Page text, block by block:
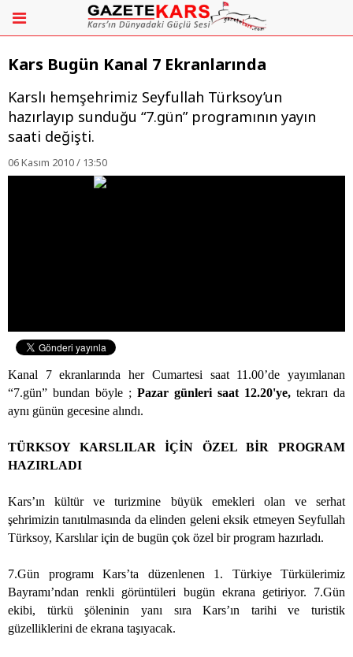
Kars Bugün Kanal 7 Ekranlarında
Karslı hemşehrimiz Seyfullah Türksoy’un
hazırlayıp sunduğu “7.gün” programının yayın
saati değişti.
06 Kasım 2010 / 13:50
Kanal 7 ekranlarında her Cumartesi saat 11.00’de yayımlanan
“7.gün” bundan böyle ; Pazar günleri saat 12.20'ye, tekrarı da
aynı günün gecesine alındı.
TÜRKSOY KARSLILAR İÇİN ÖZEL BİR PROGRAM
HAZIRLADI
Kars’ın kültür ve turizmine büyük emekleri olan ve serhat
şehrimizin tanıtılmasında da elinden geleni eksik etmeyen Seyfullah
Türksoy, Karslılar için de bugün çok özel bir program hazırladı.
7.Gün programı Kars’ta düzenlenen 1. Türkiye Türkülerimiz
Bayramı’ndan renkli görüntüleri bugün ekrana getiriyor. 7.Gün
ekibi, türkü şöleninin yanı sıra Kars’ın tarihi ve turistik
güzelliklerini de ekrana taşıyacak.